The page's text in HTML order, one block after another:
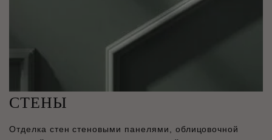
СТЕНЫ
Отделка стен стеновыми панелями, облицовочной